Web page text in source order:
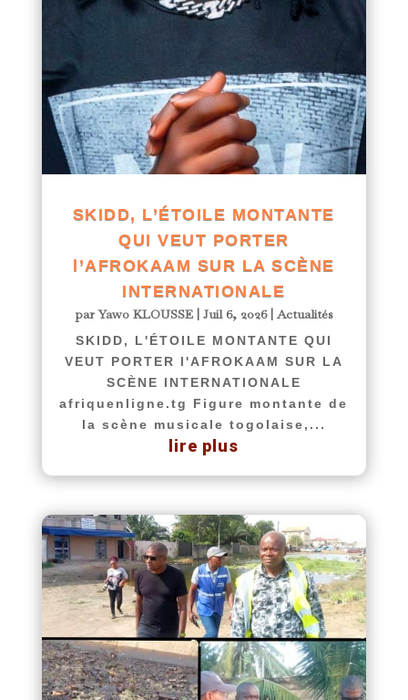
SKIDD, L’ÉTOILE MONTANTE
QUI VEUT PORTER
l’AFROKAAM SUR LA SCÈNE
INTERNATIONALE
parYawo KLOUSSE| Juil 6, 2026|Actualités
SKIDD, L'ÉTOILE MONTANTE QUI
VEUT PORTER l'AFROKAAM SUR LA
SCÈNE INTERNATIONALE
afriquenligne.tg Figure montante de
la scène musicale togolaise,...
lire plus